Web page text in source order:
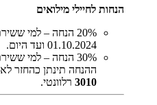
הנחות לחיילי מילואים
20% הנחה – למי ששירתו
01.10.2024 ועד היום.
30% הנחה – למי ששירתו
ההנחה תינתן כהחזר
3010 רלוונטי.